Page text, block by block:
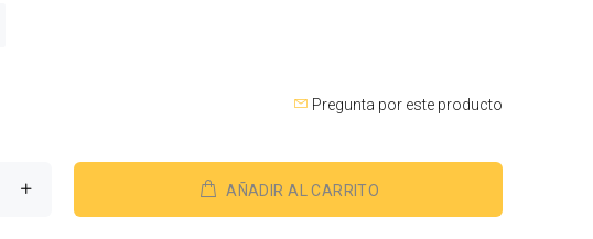
Pregunta por este producto
AÑADIR AL CARRITO